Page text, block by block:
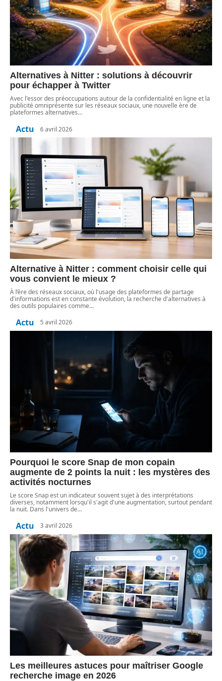
Alternatives à Nitter : solutions à découvrir
pour échapper à Twitter
Avec l'essor des préoccupations autour de la confidentialité en ligne et la
publicité omniprésente sur les réseaux sociaux, une nouvelle ère de
plateformes alternatives…
Actu 6 avril 2026
Alternative à Nitter : comment choisir celle qui
vous convient le mieux ?
À l’ère des réseaux sociaux, où l'usage des plateformes de partage
d'informations est en constante évolution, la recherche d'alternatives à
des outils populaires comme…
Actu 5 avril 2026
Pourquoi le score Snap de mon copain
augmente de 2 points la nuit : les mystères des
activités nocturnes
Le score Snap est un indicateur souvent sujet à des interprétations
diverses, notamment lorsqu'il s'agit d'une augmentation, surtout pendant
la nuit. Dans l'univers de…
Actu 3 avril 2026
Les meilleures astuces pour maîtriser Google
recherche image en 2026